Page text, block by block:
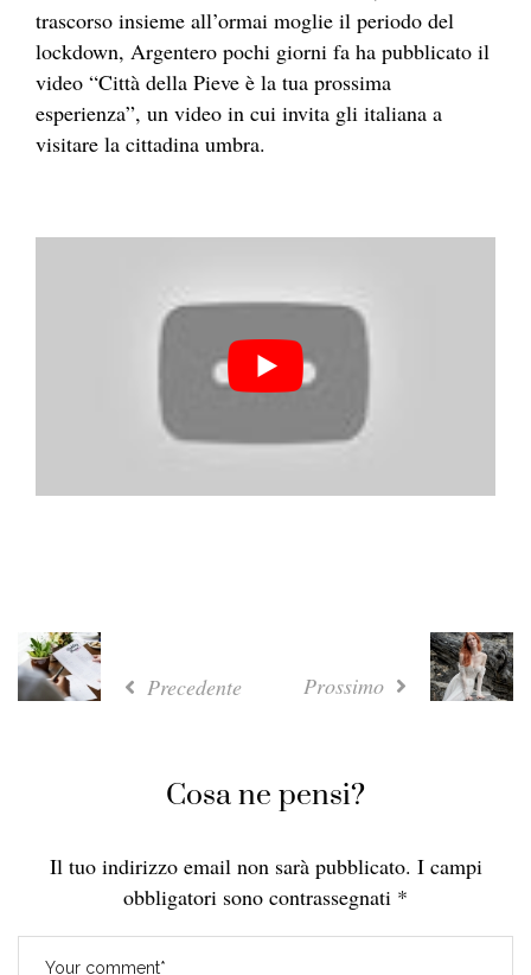
trascorso insieme all’ormai moglie il periodo del
lockdown, Argentero pochi giorni fa ha pubblicato il
video “Città della Pieve è la tua prossima
esperienza”, un video in cui invita gli italiana a
visitare la cittadina umbra.
Precedente Prossimo
Cosa ne pensi?
Il tuo indirizzo email non sarà pubblicato. I campi
obbligatori sono contrassegnati *